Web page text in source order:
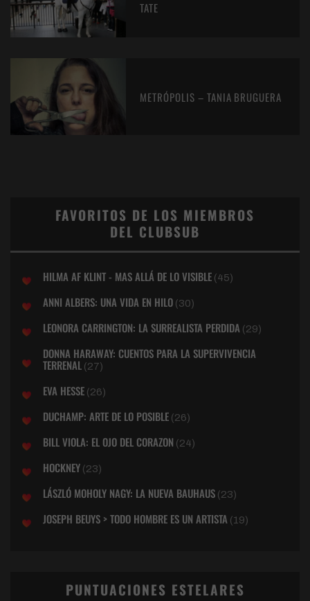
TATE
METRÓPOLIS – TANIA BRUGUERA
FAVORITOS DE LOS MIEMBROS
DEL CLUBSUB
HILMA AF KLINT - MAS ALLÁ DE LO VISIBLE (45)
ANNI ALBERS: UNA VIDA EN HILO (30)
LEONORA CARRINGTON: LA SURREALISTA PERDIDA (29)
DONNA HARAWAY: CUENTOS PARA LA SUPERVIVENCIA
TERRENAL (27)
EVA HESSE (26)
DUCHAMP: ARTE DE LO POSIBLE (26)
BILL VIOLA: EL OJO DEL CORAZON (24)
HOCKNEY (23)
LÁSZLÓ MOHOLY NAGY: LA NUEVA BAUHAUS (23)
JOSEPH BEUYS > TODO HOMBRE ES UN ARTISTA (19)
PUNTUACIONES ESTELARES